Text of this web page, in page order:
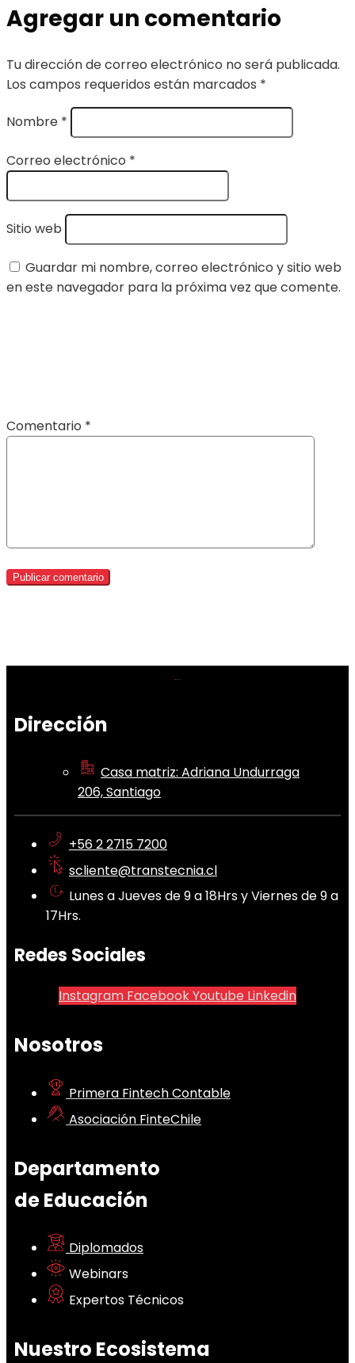
Agregar un comentario
Tu dirección de correo electrónico no será publicada.
Los campos requeridos están marcados *
Nombre *
Correo electrónico *
Sitio web
Guardar mi nombre, correo electrónico y sitio web
en este navegador para la próxima vez que comente.
Comentario *
Dirección
Casa matriz: Adriana Undurraga
206, Santiago
+56 2 2715 7200
scliente@transtecnia.cl
Lunes a Jueves de 9 a 18Hrs y Viernes de 9 a
17Hrs.
Redes Sociales
Instagram FacebookYoutube Linkedin
Nosotros
Primera Fintech Contable
Asociación FinteChile
Departamento
de Educación
Diplomados
Webinars
Expertos Técnicos
Nuestro Ecosistema